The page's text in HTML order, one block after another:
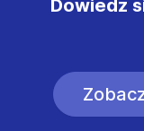
Dowiedz